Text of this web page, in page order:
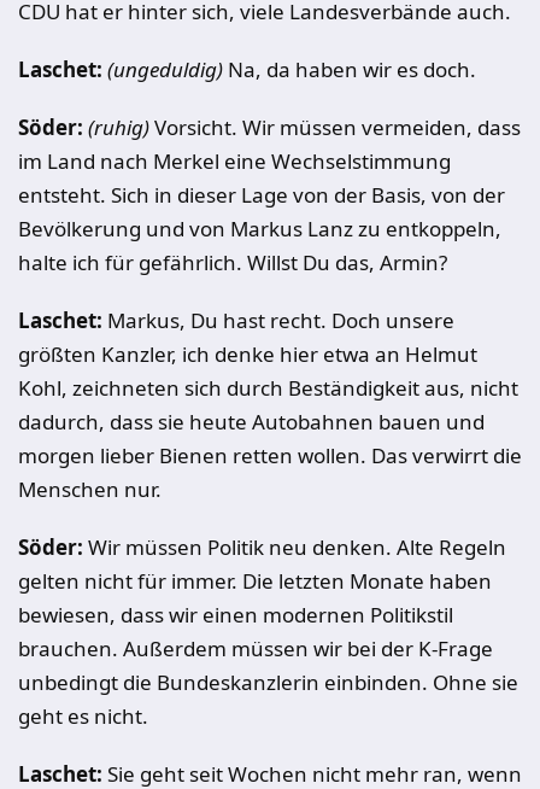
CDU hat er hinter sich, viele Landesverbände auch.
Laschet: (ungeduldig) Na, da haben wir es doch.
Söder: (ruhig)Vorsicht. Wir müssen vermeiden, dass
im Land nach Merkel eine Wechselstimmung
entsteht. Sich in dieser Lage von der Basis, von der
Bevölkerung und von Markus Lanz zu entkoppeln,
halte ich für gefährlich. Willst Du das, Armin?
Laschet: Markus, Du hast recht. Doch unsere
größten Kanzler, ich denke hier etwa an Helmut
Kohl, zeichneten sich durch Beständigkeit aus, nicht
dadurch, dass sie heute Autobahnen bauen und
morgen lieber Bienen retten wollen. Das verwirrt die
Menschen nur.
Söder: Wir müssen Politik neu denken. Alte Regeln
gelten nicht für immer. Die letzten Monate haben
bewiesen, dass wir einen modernen Politikstil
brauchen. Außerdem müssen wir bei der K-Frage
unbedingt die Bundeskanzlerin einbinden. Ohne sie
geht es nicht.
Laschet: Sie geht seit Wochen nicht mehr ran, wenn